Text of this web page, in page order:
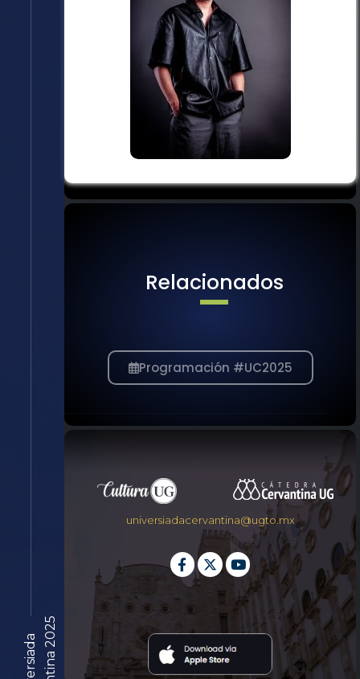
Relacionados
Programación #UC2025
universiadacervantina@ugto.mx